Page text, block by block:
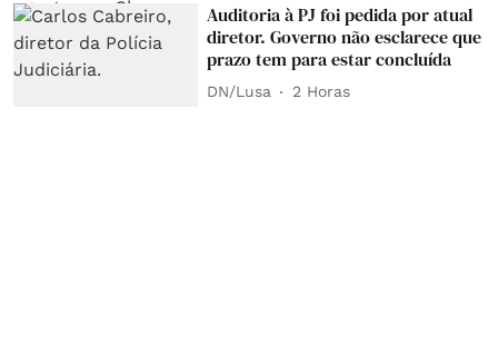
Auditoria à PJ foi pedida por atual
diretor. Governo não esclarece que
prazo tem para estar concluída
DN/Lusa 2 Horas